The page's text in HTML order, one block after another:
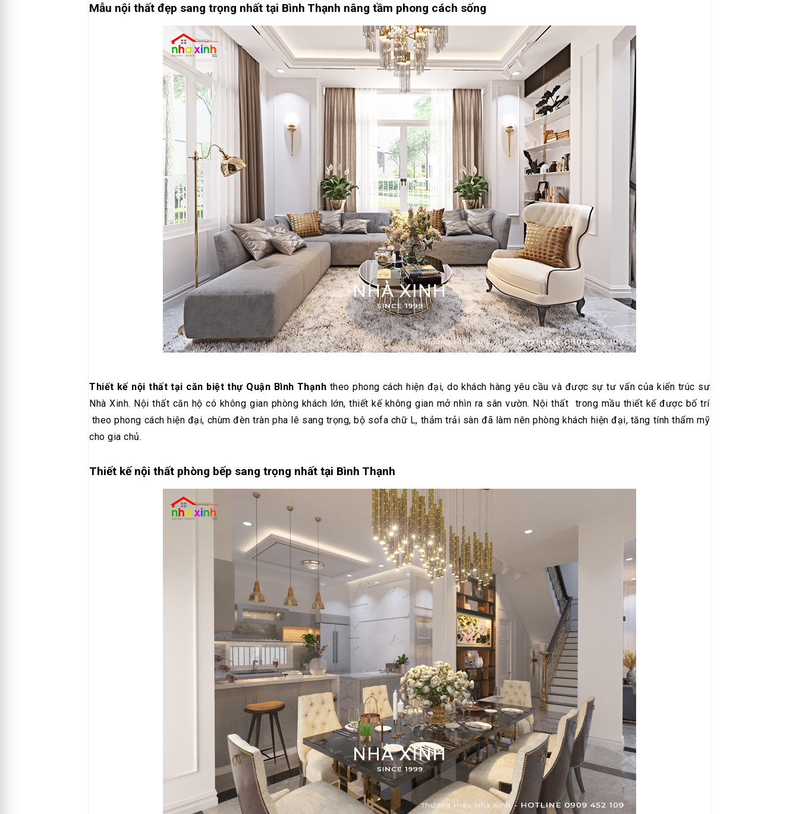
Mẫu nội thất đẹp sang trọng nhất tại Bình Thạnh nâng tầm phong cách sống
Thiết kế nội thất tại căn biệt thự Quận Bình Thạnh theo phong cách hiện đại, do khách hàng yêu cầu và được sự tư vấn của kiến trúc sư
Nhà Xinh. Nội thất căn hộ có không gian phòng khách lớn, thiết kế không gian mở nhìn ra sân vườn. Nội thất trong mầu thiết kế được bố trí
theo phong cách hiện đại, chùm đèn tràn pha lê sang trọng, bộ sofa chữ L, thảm trải sàn đã làm nên phòng khách hiện đại, tăng tính thẩm mỹ
cho gia chủ.
Thiết kế nội thất phòng bếp sang trọng nhất tại Bình Thạnh